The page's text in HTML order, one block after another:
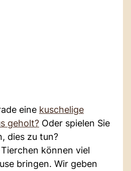
eine kuschelige
geholt? Oder spielen Sie
dies zu tun?
können viel
bringen. Wir geben